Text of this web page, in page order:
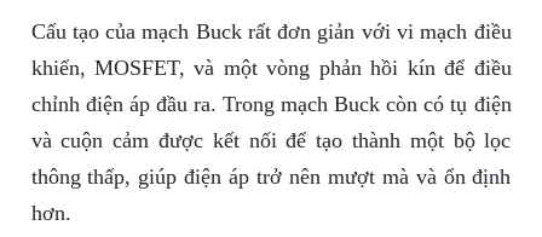
Cấu tạo của mạch Buck rất đơn giản với vi mạch điều
khiển, MOSFET, và một vòng phản hồi kín để điều
chỉnh điện áp đầu ra. Trong mạch Buck còn có tụ điện
và cuộn cảm được kết nối để tạo thành một bộ lọc
thông thấp, giúp điện áp trở nên mượt mà và ổn định
hơn.